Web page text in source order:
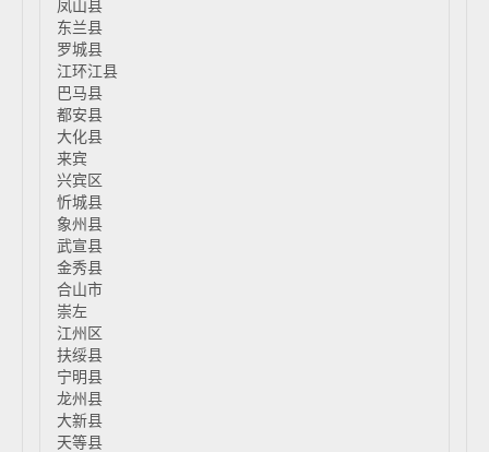
凤山县
东兰县
罗城县
江环江县
巴马县
都安县
大化县
来宾
兴宾区
忻城县
象州县
武宣县
金秀县
合山市
崇左
江州区
扶绥县
宁明县
龙州县
大新县
天等县